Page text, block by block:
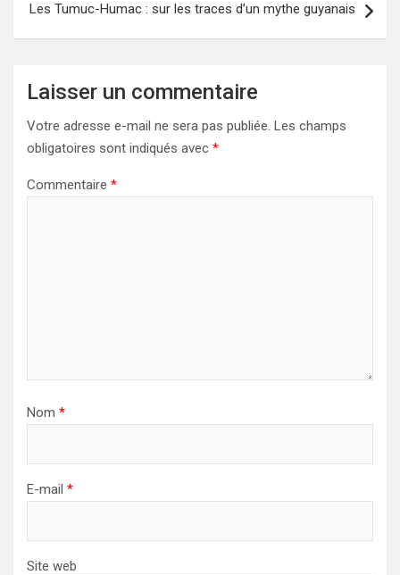
Les Tumuc-Humac : sur les traces d’un mythe guyanais
Laisser un commentaire
Votre adresse e-mail ne sera pas publiée. Les champs
obligatoires sont indiqués avec *
Commentaire *
Nom *
E-mail *
Site web